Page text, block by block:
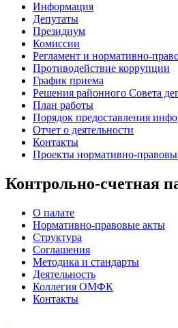
Информация
Депутаты
Президиум
Комиссии
Регламент и нормативно-
Противодействие коррупции
График приема
Решения районного Совета
План работы
Порядок предоставления
Отчет о деятельности
Контакты
Проекты нормативно-
Контрольно-счетная
О палате
Нормативно-правовые акты
Структура
Соглашения
Методика и стандарты
Деятельность
Коллегия ОМФК
Контакты